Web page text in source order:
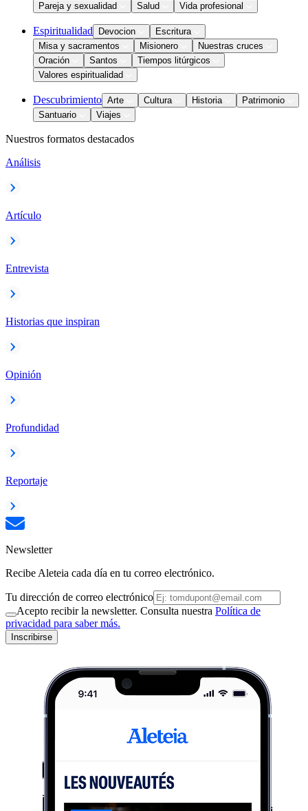
Pareja y sexualidad
Salud Vida profesional
Espiritualidad Devocion
Escritura
Misa y sacramentos
Misionero
Nuestras cruces
Oración
Santos
Tiempos litúrgicos
Valores espiritualidad
Descubrimiento Arte Cultura Historia
Patrimonio
Santuario
Viajes
Nuestros formatos destacados
Análisis
Artículo
Entrevista
Historias que inspiran
Opinión
Profundidad
Reportaje
Newsletter
Recibe Aleteia cada día en tu correo electrónico.
Tu dirección de correo electrónico
Acepto recibir la newsletter. Consulta nuestra Política de
privacidad para saber más.
Inscribirse